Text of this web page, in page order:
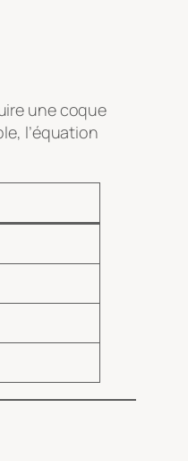
une coque
l’équation